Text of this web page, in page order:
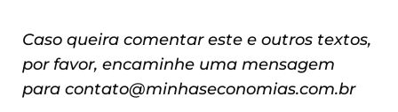
Caso queira comentar este e outros textos,
por favor, encaminhe uma mensagem
para contato@minhaseconomias.com.br